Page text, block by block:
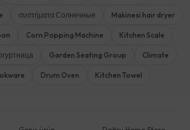
συστήματα Солнечные Makinesi hair dryer
Corn Popping Machine Kitchen Scale
Garden Seating Group Climate
Drum Oven Kitchen Towel